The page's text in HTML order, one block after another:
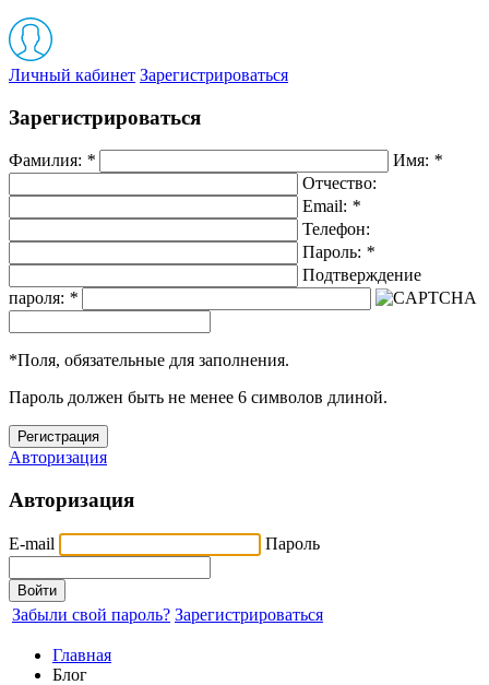
Личный кабинет Зарегистрироваться
Зарегистрироваться
Фамилия: * Имя: *
Отчество:
Email: *
Телефон:
Пароль: *
Подтверждение
пароля: *
*Поля, обязательные для заполнения.
Пароль должен быть не менее 6 символов длиной.
Авторизация
Авторизация
E-mail Пароль
Забыли свой пароль? Зарегистрироваться
Главная
Блог